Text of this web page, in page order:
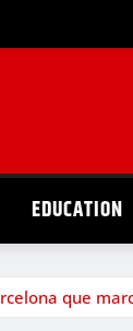
EDUCATION
que